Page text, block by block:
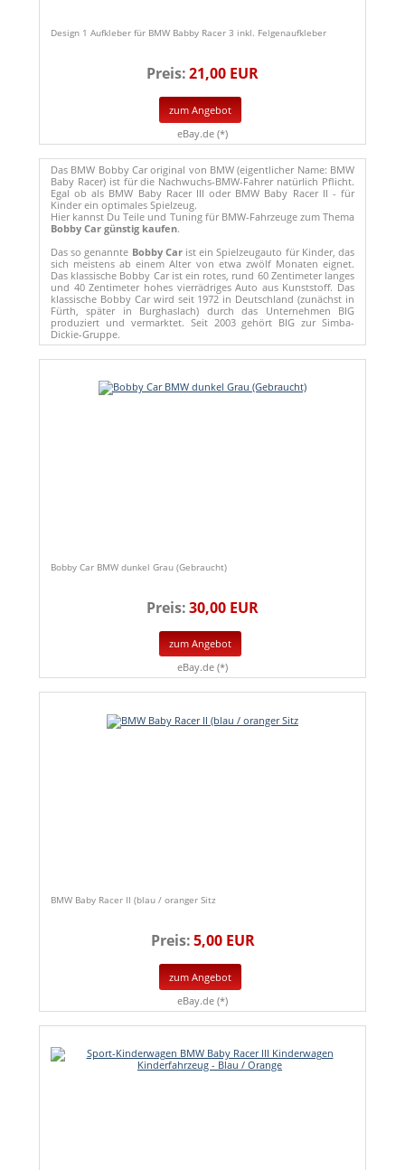
Design 1 Aufkleber für BMW Babby Racer 3 inkl. Felgenaufkleber
Preis:21,00 EUR
zum Angebot
eBay.de (*)
Das BMW Bobby Car original von BMW (eigentlicher Name: BMW
Baby Racer) ist für die Nachwuchs-BMW-Fahrer natürlich Pflicht.
Egal ob als BMW Baby Racer III oder BMW Baby Racer II - für
Kinder ein optimales Spielzeug.
Hier kannst Du Teile und Tuning für BMW-Fahrzeuge zum Thema
Bobby Car günstig kaufen.
Das so genannte Bobby Carist ein Spielzeugauto für Kinder, das
sich meistens ab einem Alter von etwa zwölf Monaten eignet.
Das klassische Bobby Car ist ein rotes, rund 60 Zentimeter langes
und 40 Zentimeter hohes vierrädriges Auto aus Kunststoff. Das
klassische Bobby Car wird seit 1972 in Deutschland (zunächst in
Fürth, später in Burghaslach) durch das Unternehmen BIG
produziert und vermarktet. Seit 2003 gehört BIG zur Simba-
Dickie-Gruppe.
Bobby Car BMW dunkel Grau (Gebraucht)
Preis:30,00 EUR
zum Angebot
eBay.de (*)
BMW Baby Racer II (blau / oranger Sitz
Preis:5,00 EUR
zum Angebot
eBay.de (*)